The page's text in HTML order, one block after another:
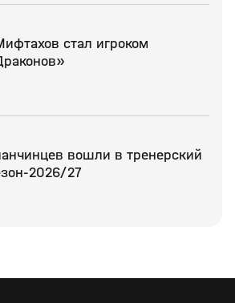
стал игроком
вошли в тренерский
27